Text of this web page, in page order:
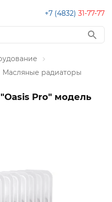
+7 (4832) 31-77-77
Масляные радиаторы
Pro" модель